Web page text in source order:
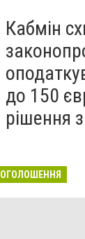
Кабмін
до 150
рішення
ОГОЛОШЕННЯ